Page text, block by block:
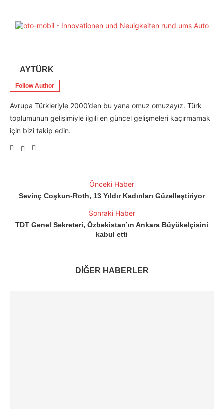
AYTÜRK
Follow Author
Avrupa Türkleriyle 2000’den bu yana omuz omuzayız. Türk
toplumunun gelişimiyle ilgili en güncel gelişmeleri kaçırmamak
için bizi takip edin.
Önceki Haber
Sevinç Coşkun-Roth, 13 Yıldır Kadınları Güzelleştiriyor
Sonraki Haber
TDT Genel Sekreteri, Özbekistan’ın Ankara Büyükelçisini
kabul etti
DİĞER HABERLER